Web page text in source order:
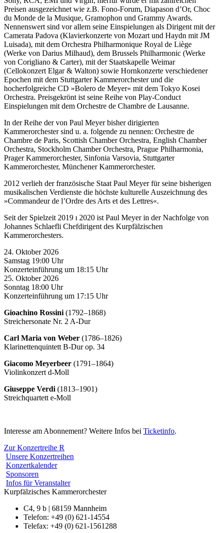
Preisen ausgezeichnet wie z.B. Fono-Forum, Diapason d’Or, Choc
du Monde de la Musique, Gramophon und Grammy Awards.
Nennenswert sind vor allem seine Einspielungen als Dirigent mit der
Camerata Padova (Klavierkonzerte von Mozart und Haydn mit JM
Luisada), mit dem Orchestra Philharmonique Royal de Liège
(Werke von Darius Milhaud), dem Brussels Philharmonic (Werke
von Corigliano & Carter), mit der Staatskapelle Weimar
(Cellokonzert Elgar & Walton) sowie Hornkonzerte verschiedener
Epochen mit dem Stuttgarter Kammerorchester und die
hocherfolgreiche CD »Bolero de Meyer« mit dem Tokyo Kosei
Orchestra. Preisgekrönt ist seine Reihe von Play-Conduct
Einspielungen mit dem Orchestre de Chambre de Lausanne.
In der Reihe der von Paul Meyer bisher dirigierten
Kammerorchester sind u. a. folgende zu nennen: Orchestre de
Chambre de Paris, Scottish Chamber Orchestra, English Chamber
Orchestra, Stockholm Chamber Orchestra, Prague Philharmonia,
Prager Kammerorchester, Sinfonia Varsovia, Stuttgarter
Kammerorchester, Münchener Kammerorchester.
2012 verlieh der französische Staat Paul Meyer für seine bisherigen
musikalischen Verdienste die höchste kulturelle Auszeichnung des
»Commandeur de l’Ordre des Arts et des Lettres«.
Seit der Spielzeit 2019 ı 2020 ist Paul Meyer in der Nachfolge von
Johannes Schlaefli Chefdirigent des Kurpfälzischen
Kammerorchesters.
24. Oktober 2026
Samstag 19:00 Uhr
Konzerteinführung um 18:15 Uhr
25. Oktober 2026
Sonntag 18:00 Uhr
Konzerteinführung um 17:15 Uhr
Gioachino Rossini (1792‒1868)
Streichersonate Nr. 2 A-Dur
Carl Maria von Weber (1786‒1826)
Klarinettenquintett B-Dur op. 34
Giacomo Meyerbeer (1791‒1864)
Violinkonzert d-Moll
Giuseppe Verdi (1813‒1901)
Streichquartett e-Moll
Interesse am Abonnement? Weitere Infos bei Ticketinfo.
Zur Konzertreihe R
Unsere Konzertreihen
Konzertkalender
Sponsoren
Infos für Veranstalter
Kurpfälzisches Kammerorchester
C4, 9 b | 68159 Mannheim
Telefon: +49 (0) 621-14554
Telefax: +49 (0) 621-1561288